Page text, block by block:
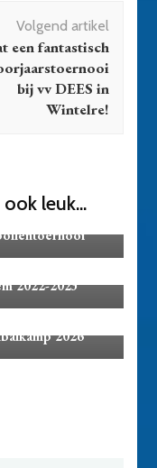
Volgend artikel
een fantastisch
bij vv DEES in
Wintelre!
leuk...
2022-2023
2026